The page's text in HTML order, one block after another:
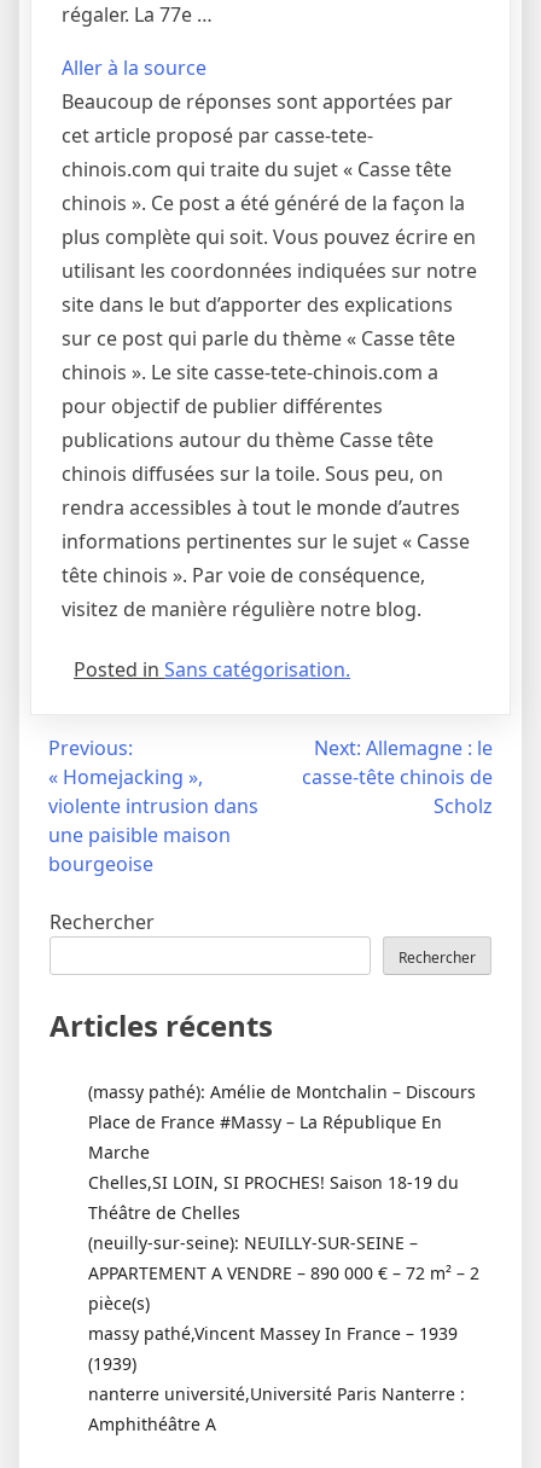
régaler. La 77e …
Aller à la source
Beaucoup de réponses sont apportées par
cet article proposé par casse-tete-
chinois.com qui traite du sujet « Casse tête
chinois ». Ce post a été généré de la façon la
plus complète qui soit. Vous pouvez écrire en
utilisant les coordonnées indiquées sur notre
site dans le but d’apporter des explications
sur ce post qui parle du thème « Casse tête
chinois ». Le site casse-tete-chinois.com a
pour objectif de publier différentes
publications autour du thème Casse tête
chinois diffusées sur la toile. Sous peu, on
rendra accessibles à tout le monde d’autres
informations pertinentes sur le sujet « Casse
tête chinois ». Par voie de conséquence,
visitez de manière régulière notre blog.
Posted in Sans catégorisation.
Navigation
l’article
Previous:
« Homejacking »,
violente intrusion dans
une paisible maison
bourgeoise
Next: Allemagne : le
casse-tête chinois de
Scholz
Rechercher
Rechercher
Articles récents
(massy pathé): Amélie de Montchalin – Discours
Place de France #Massy – La République En
Marche
Chelles,SI LOIN, SI PROCHES! Saison 18-19 du
Théâtre de Chelles
(neuilly-sur-seine): NEUILLY-SUR-SEINE –
APPARTEMENT A VENDRE – 890 000 € – 72 m² – 2
pièce(s)
massy pathé,Vincent Massey In France – 1939
(1939)
nanterre université,Université Paris Nanterre :
Amphithéâtre A